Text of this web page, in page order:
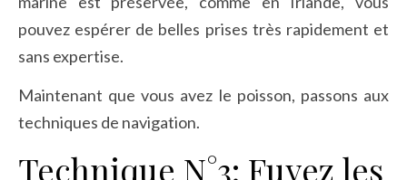
pouvez espérer de belles prises très rapidement et
sans expertise.
Maintenant que vous avez le poisson, passons aux
techniques de navigation.
Technique N°3: Fuyez les